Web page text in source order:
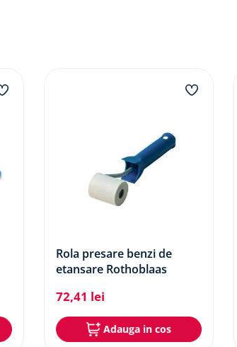
Rola presare benzi de
etansare Rothoblaas
72,41 lei
Adauga in cos